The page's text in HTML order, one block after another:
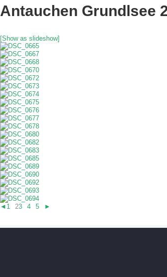
Antauchen Grundlsee
[Show as slideshow]
◄ 1 23 4 5 ►